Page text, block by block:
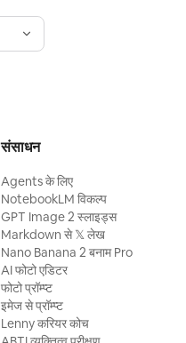
संसाधन
Agents के लिए
NotebookLM विकल्प
GPT Image 2 स्लाइड्स
Markdown से 𝕏 लेख
Nano Banana 2 बनाम Pro
AI फोटो एडिटर
फोटो प्रॉम्प्ट
इमेज से प्रॉम्प्ट
Lenny करियर कोच